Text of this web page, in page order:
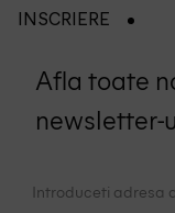
INSCRIERE
Afla toate
newsletter-